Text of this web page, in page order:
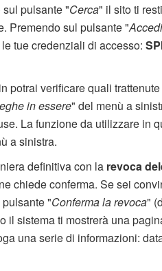
pulsante "Cerca" il sito ti
Premendo sul pulsante "Accedi
tue credenziali di accesso:
potrai verificare quali
in essere" del menù a
La funzione da utilizzare in
a sinistra.
definitiva con la revoca
chiede conferma. Se sei
"Conferma la revoca"
il sistema ti mostrerà una
una serie di informazioni: